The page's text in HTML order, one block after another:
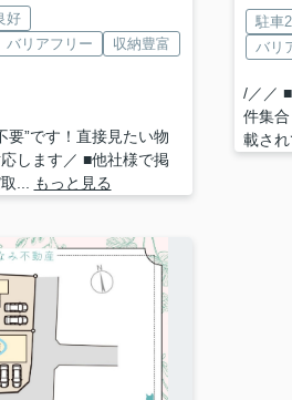
好
バリアフリー
収納豊富
要”です！直接見たい物
します／ ■他社様で掲
...
もっと見る
駐車
バリ
/／／
件集
載さ